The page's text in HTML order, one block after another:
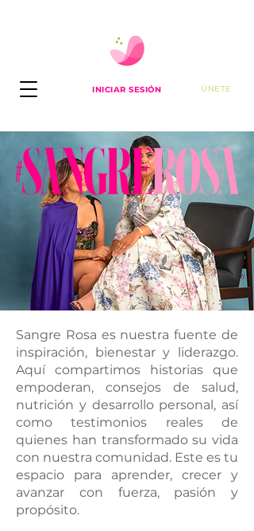
INICIAR SESIÓN ÚNETE
Sangre Rosa es nuestra fuente de
inspiración, bienestar y liderazgo.
Aquí compartimos historias que
empoderan, consejos de salud,
nutrición y desarrollo personal, así
como testimonios reales de
quienes han transformado su vida
con nuestra comunidad. Este es tu
espacio para aprender, crecer y
avanzar con fuerza, pasión y
propósito.